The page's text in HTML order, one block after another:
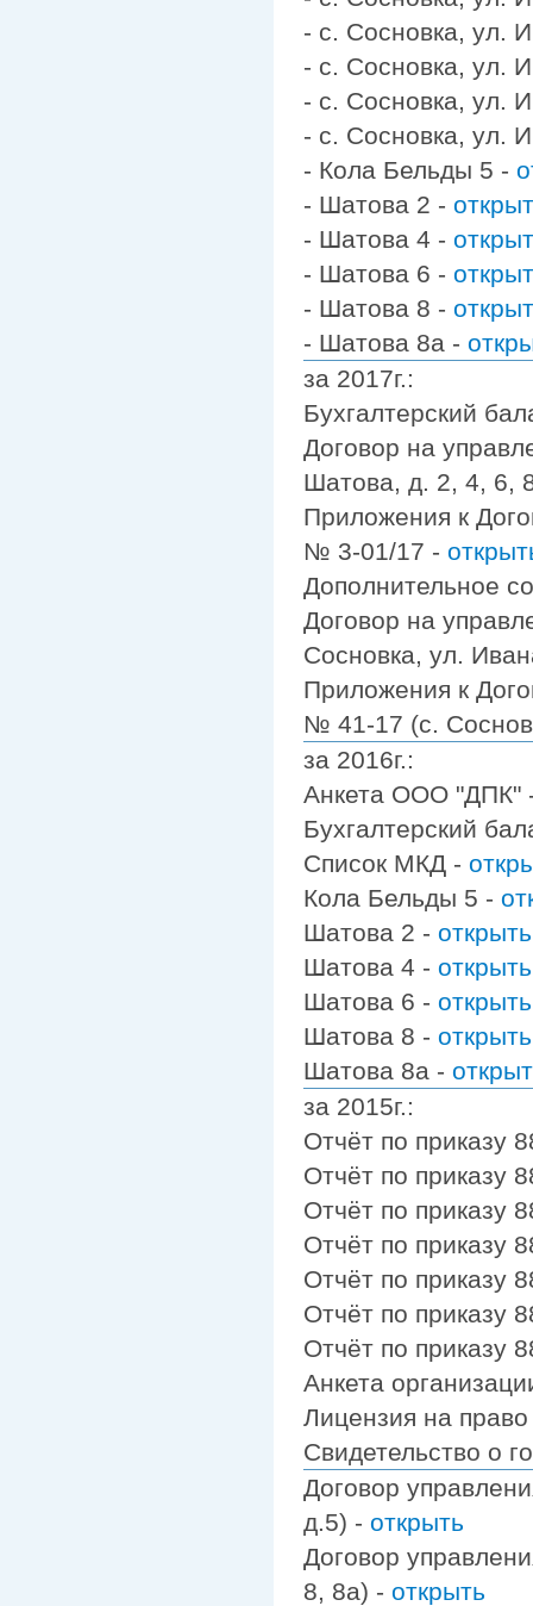
- с. Сосновка, ул.
- с. Сосновка, ул.
- с. Сосновка, ул.
- с. Сосновка, ул.
- Кола Бельды 5 -
- Шатова 2 -
- Шатова 4 -
- Шатова 6 -
- Шатова 8 -
- Шатова 8а -
за 2017г.:
Бухгалтерский
Договор на
Шатова, д. 2, 4, 6,
Приложения к
№ 3-01/17 -
Дополнительное
Договор на
Сосновка, ул.
Приложения к
№ 41-17 (с.
за 2016г.:
Анкета ООО "ДПК"
Бухгалтерский
Список МКД -
Кола Бельды 5 -
Шатова 2 - открыть
Шатова 4 - открыть
Шатова 6 - открыть
Шатова 8 - открыть
Шатова 8а -
за 2015г.:
Отчёт по приказу
Отчёт по приказу
Отчёт по приказу
Отчёт по приказу
Отчёт по приказу
Отчёт по приказу
Отчёт по приказу
Анкета
Лицензия на
Свидетельство о
Договор
д.5) - открыть
Договор
8, 8а) - открыть